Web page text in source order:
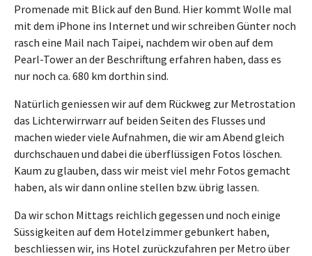
Promenade mit Blick auf den Bund. Hier kommt Wolle mal
mit dem iPhone ins Internet und wir schreiben Günter noch
rasch eine Mail nach Taipei, nachdem wir oben auf dem
Pearl-Tower an der Beschriftung erfahren haben, dass es
nur noch ca. 680 km dorthin sind.
Natürlich geniessen wir auf dem Rückweg zur Metrostation
das Lichterwirrwarr auf beiden Seiten des Flusses und
machen wieder viele Aufnahmen, die wir am Abend gleich
durchschauen und dabei die überflüssigen Fotos löschen.
Kaum zu glauben, dass wir meist viel mehr Fotos gemacht
haben, als wir dann online stellen bzw. übrig lassen.
Da wir schon Mittags reichlich gegessen und noch einige
Süssigkeiten auf dem Hotelzimmer gebunkert haben,
beschliessen wir, ins Hotel zurückzufahren per Metro über